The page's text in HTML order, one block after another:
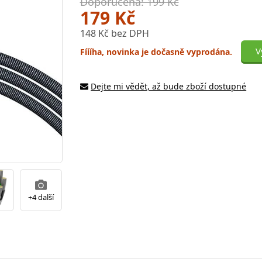
+4 další
179 Kč
148 Kč bez DPH
Fíííha, novinka je dočasně vyprodána.
Dejte mi vědět, až bude zboží dostupné